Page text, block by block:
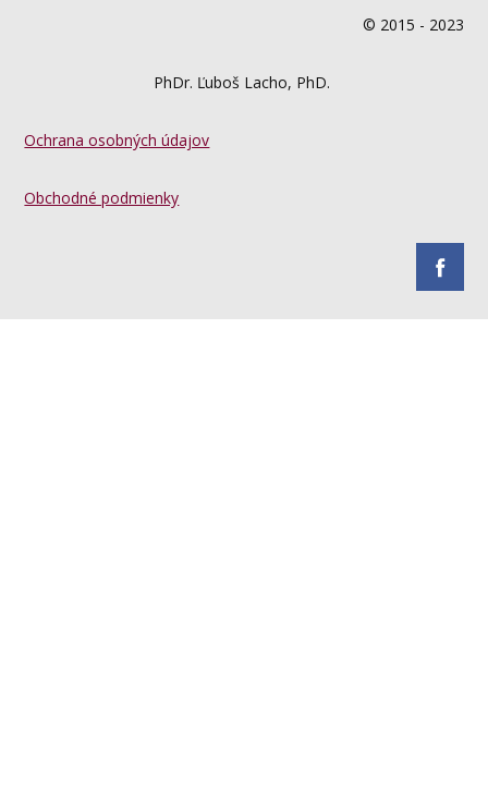
© 2015 - 2023
PhDr. Ľuboš Lacho, PhD.
Ochrana osobných údajov
Obchodné podmienky